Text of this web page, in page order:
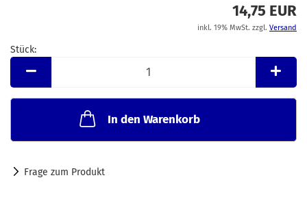
14,75 EUR
inkl. 19% MwSt. zzgl. Versand
Stück:
Stück
In den Warenkorb
Frage zum Produkt